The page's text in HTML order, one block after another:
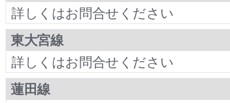
詳しくはお問合せください
東大宮線
詳しくはお問合せください
蓮田線